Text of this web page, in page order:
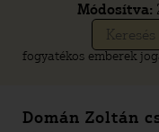
Módosítva:
fogyatékos emberek
Domán Zoltán